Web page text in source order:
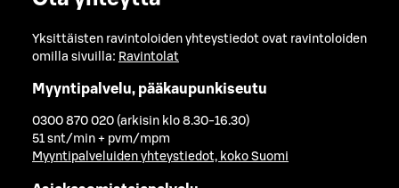
Yksittäisten ravintoloiden yhteystiedot ovat ravintoloiden
omilla sivuilla: Ravintolat
Myyntipalvelu, pääkaupunkiseutu
0300 870 020 (arkisin klo 8.30-16.30)
51 snt/min + pvm/mpm
Myyntipalveluiden yhteystiedot, koko Suomi